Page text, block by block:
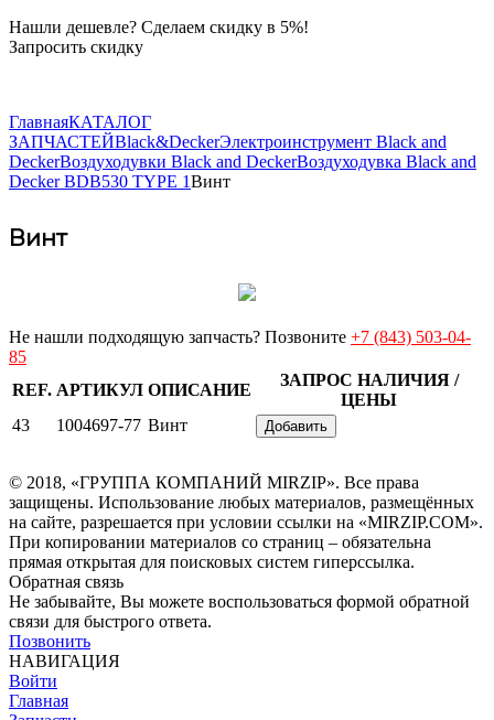
Нашли дешевле? Сделаем скидку в 5%!
Запросить скидку
ГлавнаяКАТАЛОГ
ЗАПЧАСТЕЙBlack&DeckerЭлектроинструмент Black and
DeckerВоздуходувки Black and DeckerВоздуходувка Black and
Decker BDB530 TYPE 1Винт
Винт
Не нашли подходящую запчасть? Позвоните +7 (843) 503-04-
85
REF. АРТИКУЛ ОПИСАНИЕ
ЗАПРОС НАЛИЧИЯ /
ЦЕНЫ
43
1004697-77 Винт Добавить
© 2018, «ГРУППА КОМПАНИЙ MIRZIP». Все права
защищены. Использование любых материалов, размещённых
на сайте, разрешается при условии ссылки на «MIRZIP.COM».
При копировании материалов со страниц – обязательна
прямая открытая для поисковых систем гиперссылка.
Обратная связь
Не забывайте, Вы можете воспользоваться формой обратной
связи для быстрого ответа.
Позвонить
НАВИГАЦИЯ
Войти
Главная